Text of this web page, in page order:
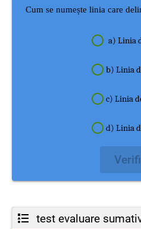
Cum se numește linia care
a) Linia
b) Linia
c) Linia
d) Linia
test evaluare